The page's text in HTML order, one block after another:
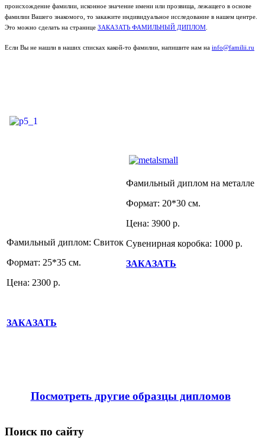
происхождение фамилии, исконное значение имени или прозвища, лежащего в основе
фамилии Вашего знакомого, то закажите индивидуальное исследование в нашем центре.
Это можно сделать на странице ЗАКАЗАТЬ ФАМИЛЬНЫЙ ДИПЛОМ
Если Вы не нашли в наших списках какой-то фамилии, напишите нам на info@familii.ru
Фамильный диплом: Свиток
Формат: 25*35 см.
Цена: 2300 р.
ЗАКАЗАТЬ
Фамильный диплом на металле
Формат: 20*30 см.
Цена: 3900 р.
Сувенирная коробка: 1000 р.
ЗАКАЗАТЬ
Посмотреть другие образцы дипломов
Поиск по сайту